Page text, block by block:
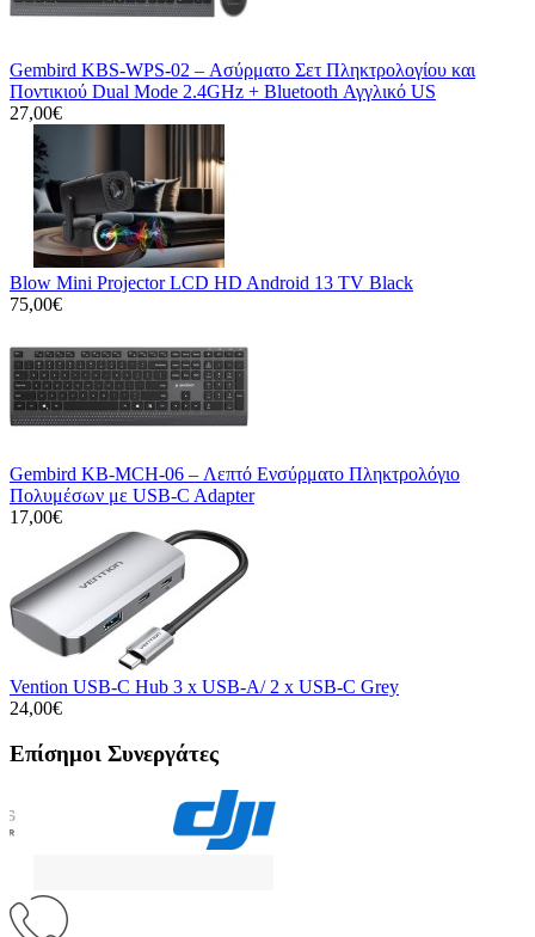
Gembird KBS-WPS-02 – Ασύρματο Σετ Πληκτρολογίου και
Ποντικιού Dual Mode 2.4GHz + Bluetooth Αγγλικό US
27,00€
Blow Mini Projector LCD HD Android 13 TV Black
75,00€
Gembird KB-MCH-06 – Λεπτό Ενσύρματο Πληκτρολόγιο
Πολυμέσων με USB-C Adapter
17,00€
Vention USB-C Hub 3 x USB-A/ 2 x USB-C Grey
24,00€
Επίσημοι Συνεργάτες